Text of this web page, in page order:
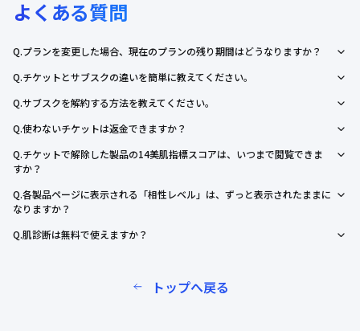
よくある質問
プランを変更した場合、現在のプランの残り期間はどうなりますか？
チケットとサブスクの違いを簡単に教えてください。
サブスクを解約する方法を教えてください。
使わないチケットは返金できますか？
チケットで解除した製品の14美肌指標スコアは、いつまで閲覧できま
すか？
各製品ページに表示される「相性レベル」は、ずっと表示されたままに
なりますか？
肌診断は無料で使えますか？
トップへ戻る